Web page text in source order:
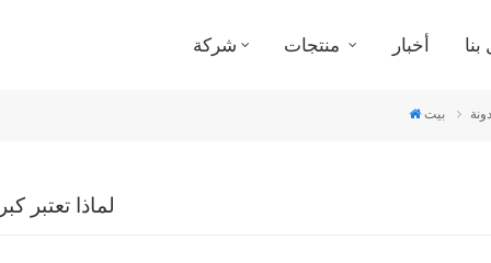
شركة أخبار
بيت
لماذا تعتبر